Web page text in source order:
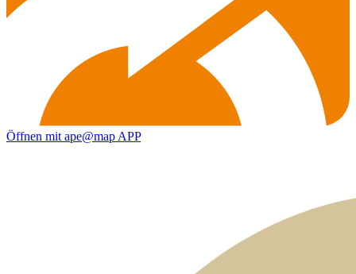
Öffnen mit ape@map APP